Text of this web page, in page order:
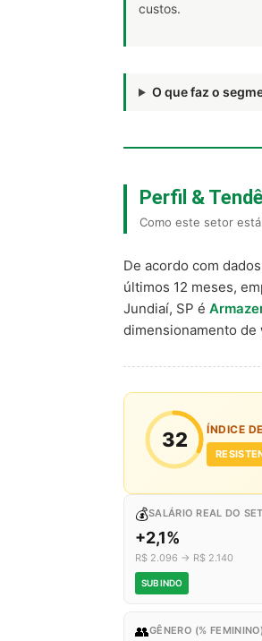
custos.
O que faz o
Perfil &
Como este setor
De acordo com
últimos 12 meses,
Jundiaí, SP é
dimensionamento de
32 ÍNDICE
💰SALÁRIO REAL DO
+2,1%
R$ 2.096 → R$ 2.140
SUBINDO
👥GÊNERO (% FEMININO)